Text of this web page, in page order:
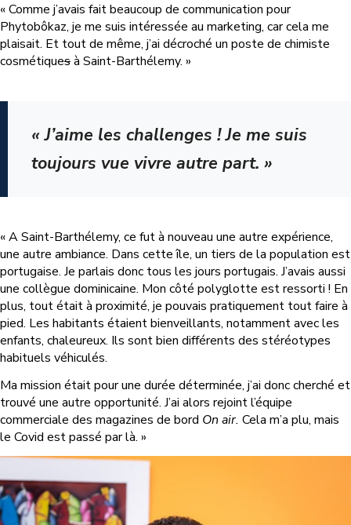
« Comme j’avais fait beaucoup de communication pour
Phytobôkaz, je me suis intéressée au marketing, car cela me
plaisait. Et tout de même, j’ai décroché un poste de chimiste
cosmétiquesà Saint-Barthélemy. »
« J’aime les challenges ! Je me suis
toujours vue vivre autre part. »
« A Saint-Barthélemy, ce fut à nouveau une autre expérience,
une autre ambiance. Dans cette île, un tiers de la population est
portugaise. Je parlais donc tous les jours portugais. J’avais aussi
une collègue dominicaine. Mon côté polyglotte est ressorti ! En
plus, tout était à proximité, je pouvais pratiquement tout faire à
pied. Les habitants étaient bienveillants, notamment avec les
enfants, chaleureux. Ils sont bien différents des stéréotypes
habituels véhiculés.
Ma mission était pour une durée déterminée, j’ai donc cherché et
trouvé une autre opportunité. J’ai alors rejoint l’équipe
commerciale des magazines de bord On air. Cela m’a plu, mais
le Covid est passé par là. »